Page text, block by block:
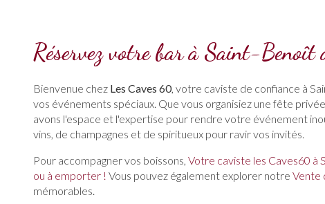
Réservez votre bar à Saint-Benoît
Bienvenue chez Les Caves 60, votre caviste de confiance à
vos événements spéciaux. Que vous organisiez une fête
avons l'espace et l'expertise pour rendre votre événement
vins, de champagnes et de spiritueux pour ravir vos invités.
Pour accompagner vos boissons, Votre caviste les Caves60 à
ou à emporter ! Vous pouvez également explorer notre Vente
mémorables.